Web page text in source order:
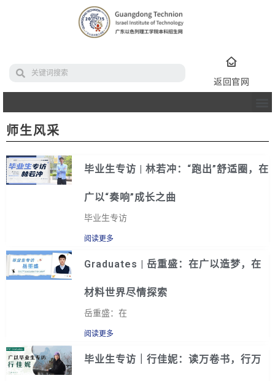
返回官网
师生风采
毕业生专访 | 林若冲：“跑出”舒适圈，在
广以“奏响”成长之曲
毕业生专访
阅读更多
Graduates | 岳重盛：在广以造梦，在
材料世界尽情探索
岳重盛：在
阅读更多
毕业生专访｜行佳妮：读万卷书，行万